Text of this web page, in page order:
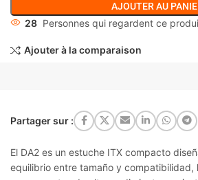
AJOUTER AU
28 Personnes qui regardent ce
Ajouter à la comparaison
Partager sur :
El DA2 es un estuche ITX compacto
equilibrio entre tamaño y compatibilidad,